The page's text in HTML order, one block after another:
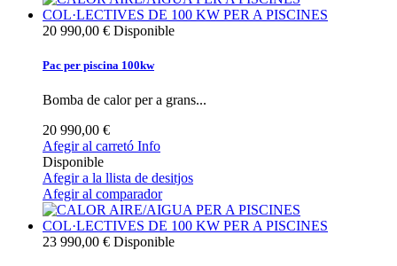
20 990,00 € Disponible
Pac per piscina 100kw
Bomba de calor per a grans...
20 990,00 €
Afegir al carretó Info
Disponible
Afegir a la llista de desitjos
Afegir al comparador
23 990,00 € Disponible